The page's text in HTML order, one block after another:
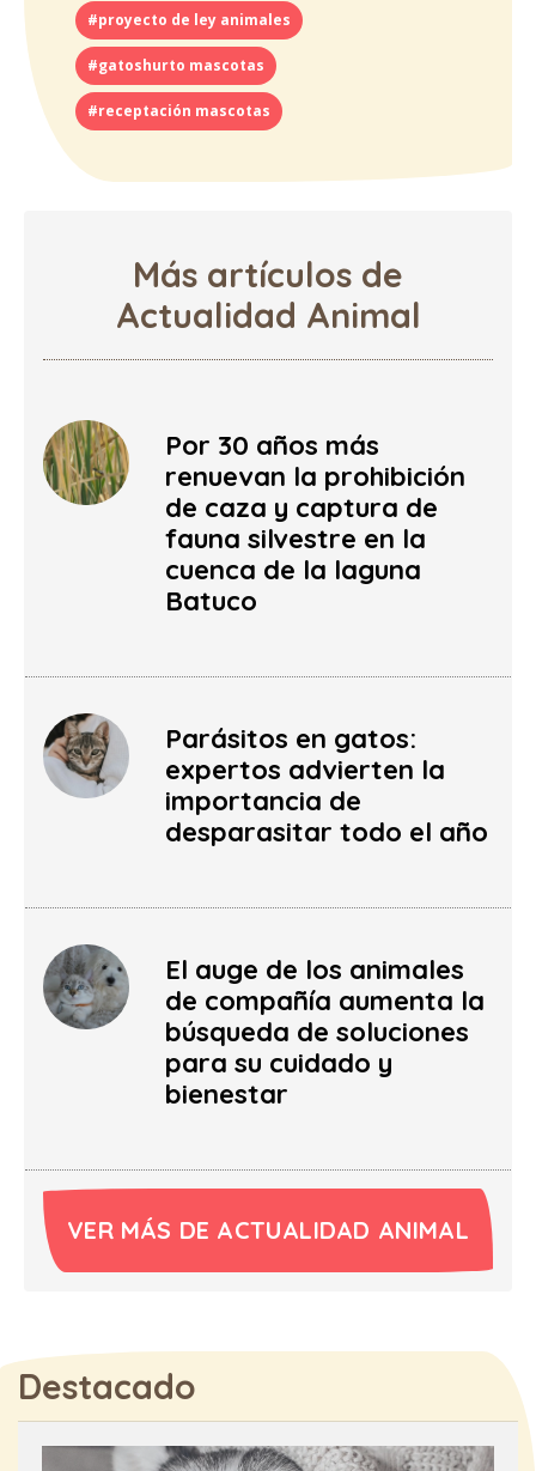
#proyecto de ley animales
#gatoshurto mascotas
#receptación mascotas
Más artículos de
Actualidad Animal
Por 30 años más
renuevan la prohibición
de caza y captura de
fauna silvestre en la
cuenca de la laguna
Batuco
Parásitos en gatos:
expertos advierten la
importancia de
desparasitar todo el año
El auge de los animales
de compañía aumenta la
búsqueda de soluciones
para su cuidado y
bienestar
VER MÁS DE ACTUALIDAD ANIMAL
Destacado